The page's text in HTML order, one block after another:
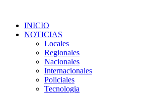
INICIO
NOTICIAS
Locales
Regionales
Nacionales
Internacionales
Policiales
Tecnologia